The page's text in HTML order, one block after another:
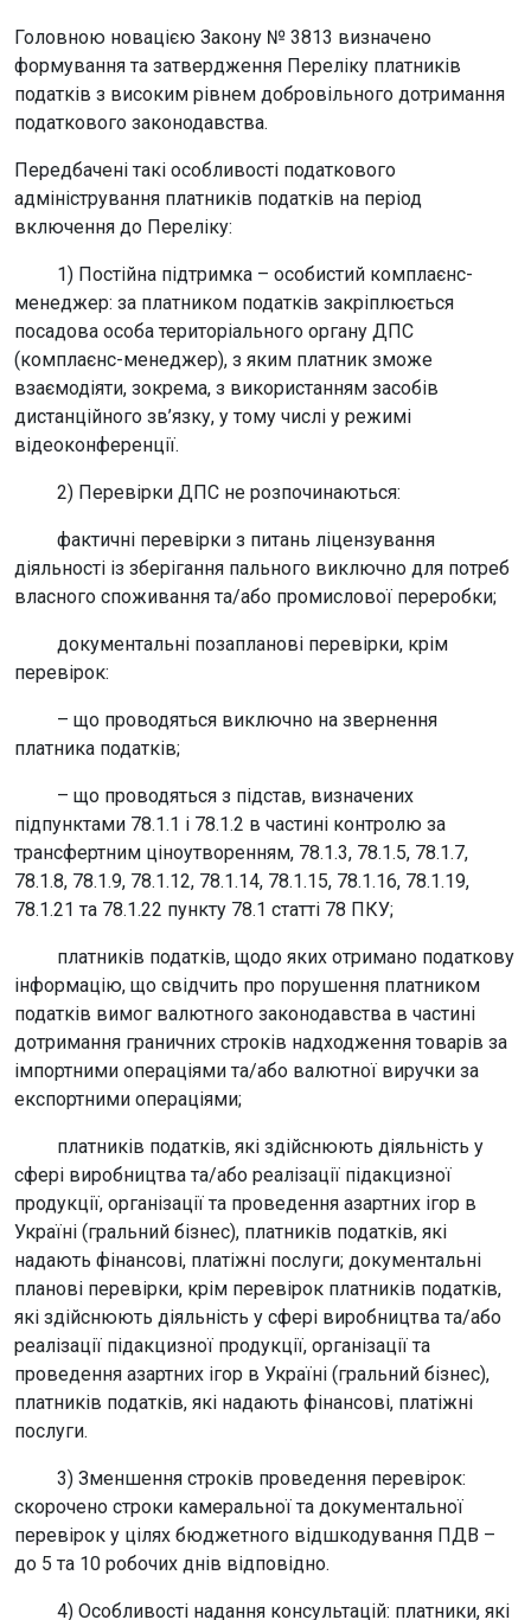
Головною новацією Закону № 3813 визначено
формування та затвердження Переліку платників
податків з високим рівнем добровільного дотримання
податкового законодавства.
Передбачені такі особливості податкового
адміністрування платників податків на період
включення до Переліку:
1) Постійна підтримка – особистий комплаєнс-
менеджер: за платником податків закріплюється
посадова особа територіального органу ДПС
(комплаєнс-менеджер), з яким платник зможе
взаємодіяти, зокрема, з використанням засобів
дистанційного зв’язку, у тому числі у режимі
відеоконференції.
2) Перевірки ДПС не розпочинаються:
фактичні перевірки з питань ліцензування
діяльності із зберігання пального виключно для потреб
власного споживання та/або промислової переробки;
документальні позапланові перевірки, крім
перевірок:
– що проводяться виключно на звернення
платника податків;
– що проводяться з підстав, визначених
підпунктами 78.1.1 і 78.1.2 в частині контролю за
трансфертним ціноутворенням, 78.1.3, 78.1.5, 78.1.7,
78.1.8, 78.1.9, 78.1.12, 78.1.14, 78.1.15, 78.1.16, 78.1.19,
78.1.21 та 78.1.22 пункту 78.1 статті 78 ПКУ;
платників податків, щодо яких отримано податкову
інформацію, що свідчить про порушення платником
податків вимог валютного законодавства в частині
дотримання граничних строків надходження товарів за
імпортними операціями та/або валютної виручки за
експортними операціями;
платників податків, які здійснюють діяльність у
сфері виробництва та/або реалізації підакцизної
продукції, організації та проведення азартних ігор в
Україні (гральний бізнес), платників податків, які
надають фінансові, платіжні послуги; документальні
планові перевірки, крім перевірок платників податків,
які здійснюють діяльність у сфері виробництва та/або
реалізації підакцизної продукції, організації та
проведення азартних ігор в Україні (гральний бізнес),
платників податків, які надають фінансові, платіжні
послуги.
3) Зменшення строків проведення перевірок:
скорочено строки камеральної та документальної
перевірок у цілях бюджетного відшкодування ПДВ –
до 5 та 10 робочих днів відповідно.
4) Особливості надання консультацій: платники, які